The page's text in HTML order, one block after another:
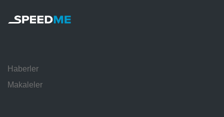
Haberler
Makaleler